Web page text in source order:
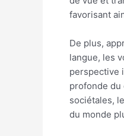
favorisant
De plus,
langue, les
perspective
profonde
sociétales,
du monde